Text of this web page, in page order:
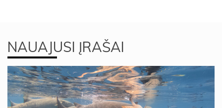
NAUAJUSI ĮRAŠAI